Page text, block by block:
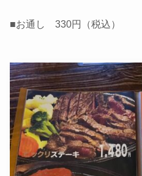
■お通し 330円（税込）